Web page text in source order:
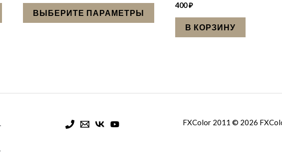
ВЫБЕРИТЕ ПАРАМЕТРЫ
400₽
В КОРЗИНУ
FXColor 2011 © 2026